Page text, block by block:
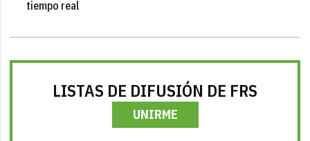
tiempo real
LISTAS DE DIFUSIÓN DE FRS
UNIRME